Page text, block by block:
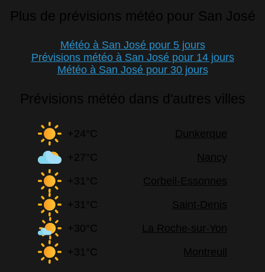
Plus de prévisions météo pour San José
Météo à San José pour 5 jours
Prévisions météo à San José pour 14 jours
Météo à San José pour 30 jours
Prévisions météo dans d'autres villes
+24°C
Dunkerque
+27°C
Nancy
+31°C
Corbeil-Essonnes
+31°C
Saint-Denis
+30°C
La Roche-sur-Yon
+31°C
Montreuil